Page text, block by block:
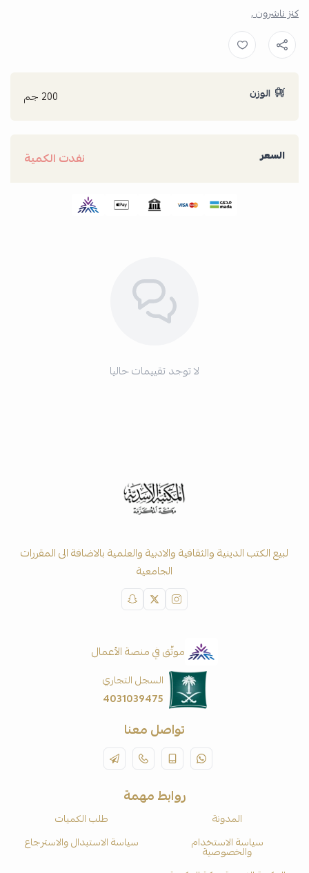
كنز ناشرون ,
الوزن 200 جم
السعر نفدت الكمية
لا توجد تقييمات حاليا
لبيع الكتب الدينية والثقافية والادبية والعلمية بالاضافة الى المقررات
الجامعية
موثّق في منصة الأعمال
السجل التجاري
4031039475
تواصل معنا
روابط مهمة
المدونة
طلب الكميات
سياسة الاستخدام
والخصوصية
سياسة الاستبدال والاسترجاع